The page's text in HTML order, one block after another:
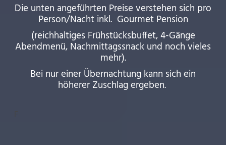
Die unten angeführten Preise verstehen sich pro
Person/Nacht inkl. Gourmet Pension
(reichhaltiges Frühstücksbuffet, 4-Gänge
Abendmenü, Nachmittagssnack und noch vieles
mehr).
Bei nur einer Übernachtung kann sich ein
höherer Zuschlag ergeben.